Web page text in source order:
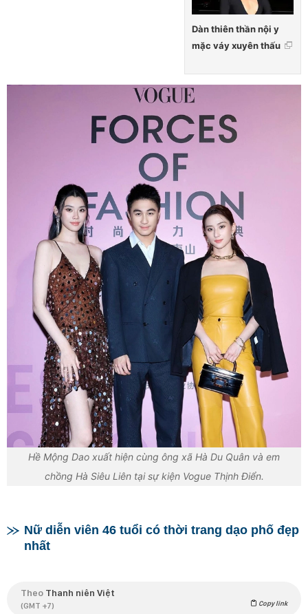
Dàn thiên thần nội y
mặc váy xuyên thấu
Hề Mộng Dao xuất hiện cùng ông xã Hà Du Quân và em
chồng Hà Siêu Liên tại sự kiện Vogue Thịnh Điển.
Nữ diễn viên 46 tuổi có thời trang dạo phố đẹp
nhất
Theo Thanh niên Việt
(GMT +7) Copy link